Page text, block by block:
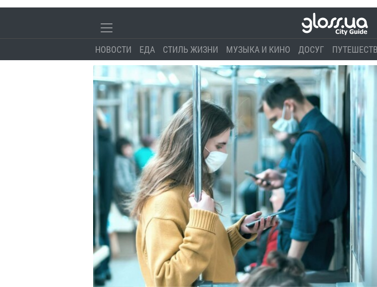
НОВОСТИ ЕДА СТИЛЬ ЖИЗНИ МУЗЫКА И КИНО ДОСУГ